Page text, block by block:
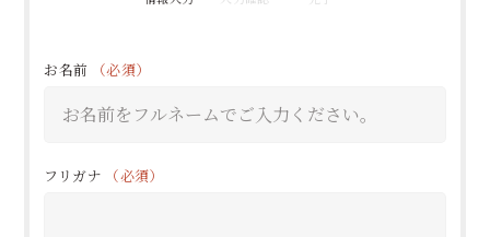
お名前 （必須）
フリガナ （必須）